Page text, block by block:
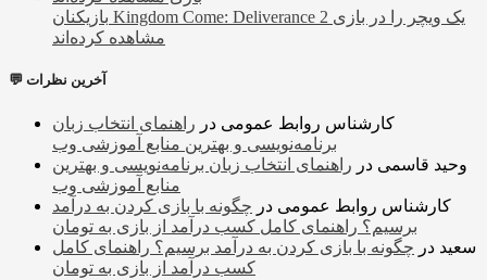
بازیکنان Kingdom Come: Deliverance 2 یک ویچر را در بازی
مشاهده کرده‌اند
💬 آخرین نظرات
کارشناس روابط عمومی در راهنمای انتخاب زبان
برنامه‌نویسی و بهترین منابع آموزشی وب
وحید قاسمی در راهنمای انتخاب زبان برنامه‌نویسی و بهترین
منابع آموزشی وب
کارشناس روابط عمومی در چگونه با بازی کردن به درآمد
برسیم؟ راهنمای کامل کسب درآمد از بازی به تومان
سعید در چگونه با بازی کردن به درآمد برسیم؟ راهنمای کامل
کسب درآمد از بازی به تومان